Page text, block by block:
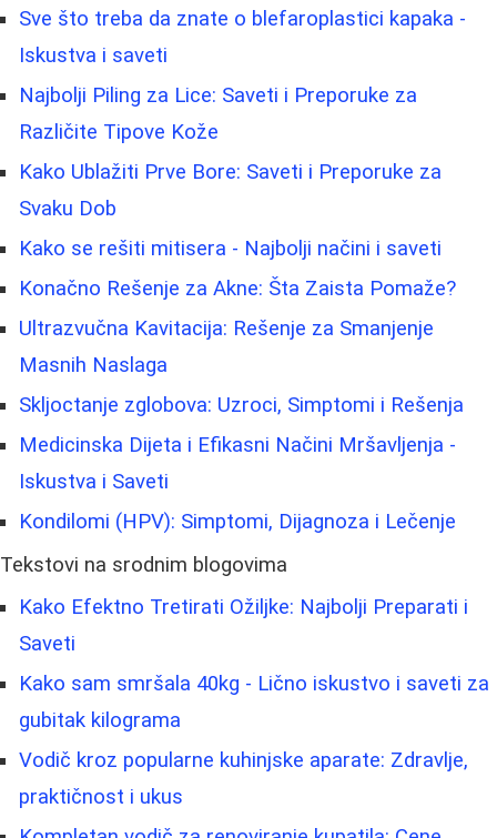
Sve što treba da znate o blefaroplastici kapaka -
Iskustva i saveti
Najbolji Piling za Lice: Saveti i Preporuke za
Različite Tipove Kože
Kako Ublažiti Prve Bore: Saveti i Preporuke za
Svaku Dob
Kako se rešiti mitisera - Najbolji načini i saveti
Konačno Rešenje za Akne: Šta Zaista Pomaže?
Ultrazvučna Kavitacija: Rešenje za Smanjenje
Masnih Naslaga
Skljoctanje zglobova: Uzroci, Simptomi i Rešenja
Medicinska Dijeta i Efikasni Načini Mršavljenja -
Iskustva i Saveti
Kondilomi (HPV): Simptomi, Dijagnoza i Lečenje
Tekstovi na srodnim blogovima
Kako Efektno Tretirati Ožiljke: Najbolji Preparati i
Saveti
Kako sam smršala 40kg - Lično iskustvo i saveti za
gubitak kilograma
Vodič kroz popularne kuhinjske aparate: Zdravlje,
praktičnost i ukus